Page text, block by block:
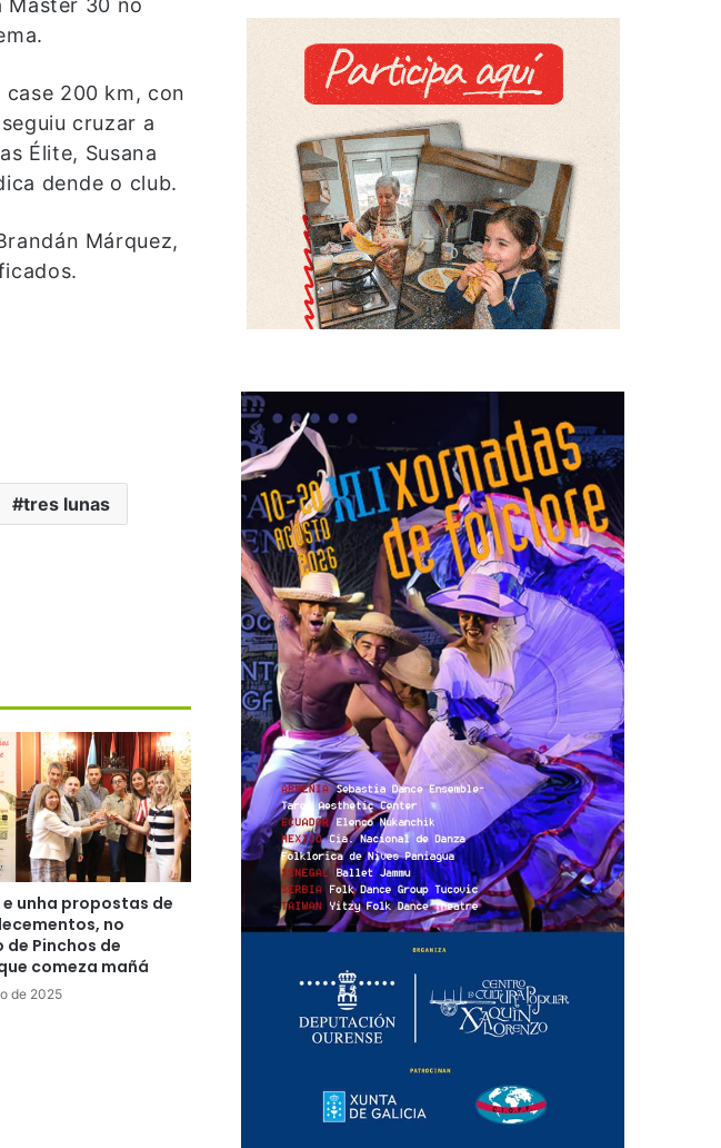
Máster 30 no
200 km, con
cruzar a
Élite, Susana
dende o club.
Márquez,
tres lunas
unha propostas de
no
de Pinchos de
comeza mañá
de 2025